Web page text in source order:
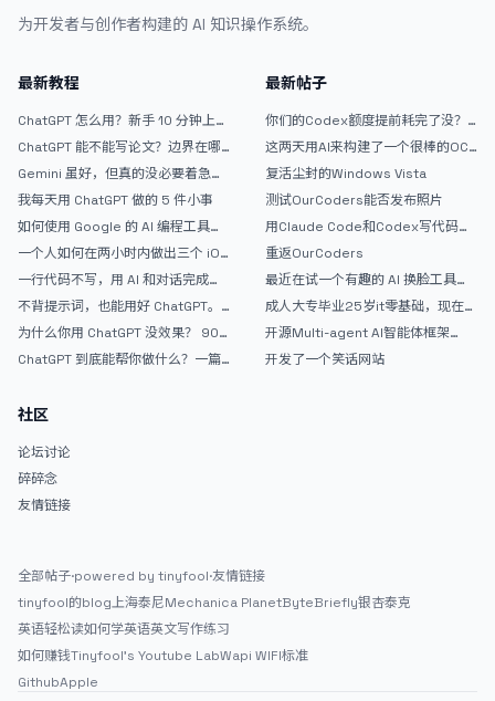
为开发者与创作者构建的 AI 知识操作系统。
最新教程
ChatGPT 怎么用？新手 10 分钟上手
ChatGPT 能不能写论文？边界在哪
Gemini 虽好，但真的没必要着急放
弃 ChatGPT
我每天用 ChatGPT 做的 5 件小事
如何使用 Google 的 AI 编程工具
AntiGravity：独立开发者的新时代
武器
一个人如何在两小时内做出三个 iOS
APP？｜AntiGravity + Gemini 3 实
战完整记录
一行代码不写，用 AI 和对话完成一
个完整网站：《图书天堂》实战记录
不背提示词，也能用好 ChatGPT。
一个万能提问模板
为什么你用 ChatGPT 没效果？ 90%
的人第一步就问错了
ChatGPT 到底能帮你做什么？一篇
最新帖子
你们的Codex额度提前耗完了没？
戒断反应如何？
这两天用AI来构建了一个很棒的OC
论坛精华区
复活尘封的Windows Vista
测试OurCoders能否发布照片
用Claude Code和Codex写代码真
的爽，但是App怎么挣钱还是很难啊
重返OurCoders
最近在试一个有趣的 AI 换脸工具，
效果挺不错
成人大专毕业25岁it零基础，现在想
考软件设计师，有什么好的建议吗，
谢谢！
开源Multi-agent AI智能体框架
aevatar.ai，欢迎大家贡献代码
开发了一个笑话网站
社区
论坛讨论
碎碎念
友情链接
全部帖子·powered by tinyfool·友情链接
tinyfool的blog上海泰尼Mechanica PlanetByteBriefly银杏泰克
英语轻松读如何学英语英文写作练习
如何赚钱Tinyfool's Youtube LabWapi WIFI标准
GithubApple